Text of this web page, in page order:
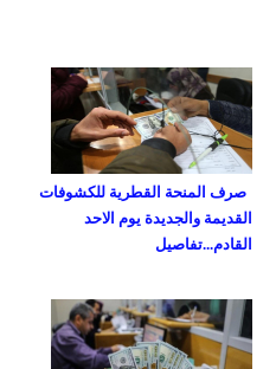
صرف المنحة القطرية للكشوفات
القديمة والجديدة يوم الاحد
القادم...تفاصيل